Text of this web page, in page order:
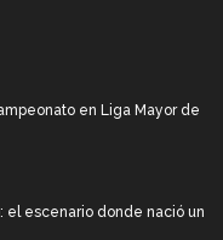
en Liga Mayor de
el escenario donde nació un